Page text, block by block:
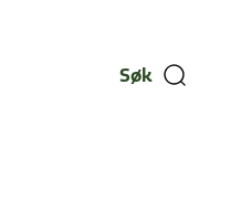
Søk